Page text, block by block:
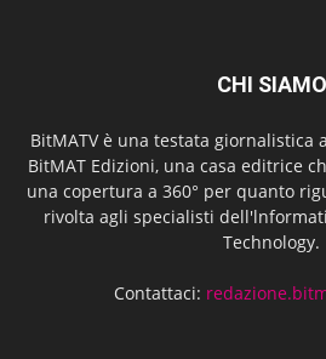
CHI SIAMO
BitMATV è una testata
BitMAT Edizioni, una casa editrice
una copertura a 360° per quanto
rivolta agli specialisti
Technology.
Contattaci: